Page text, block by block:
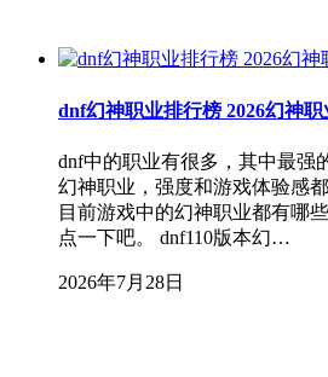
dnf幻神职业排行榜 2026幻神
dnf中的职业有很多，其中最强
幻神职业，强度和游戏体验感
目前游戏中的幻神职业都有哪
点一下吧。 dnf110版本幻…
2026年7月28日